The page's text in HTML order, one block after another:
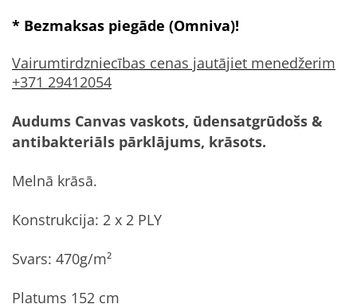
* Bezmaksas piegāde (Omniva)!
Vairumtirdzniecības cenas jautājiet menedžerim
+371 29412054
Audums Canvas vaskots, ūdensatgrūdošs &
antibakteriāls pārklājums, krāsots.
Melnā krāsā.
Konstrukcija: 2 x 2 PLY
Svars: 470g/m²
Platums 152 cm